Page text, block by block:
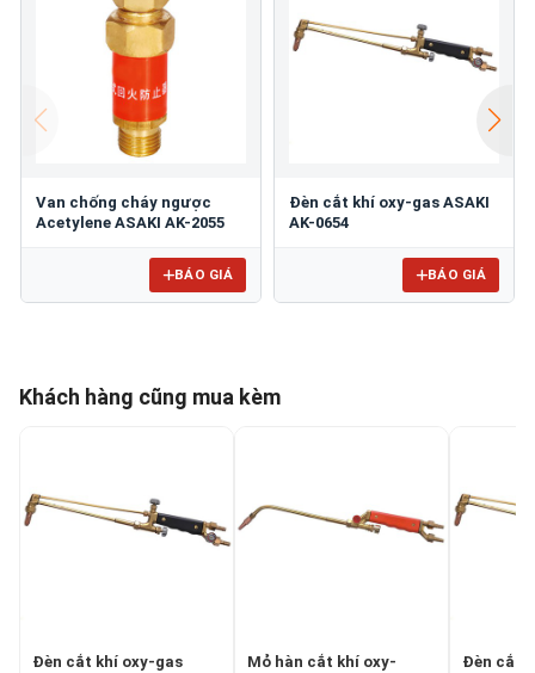
Van chống cháy ngược
Acetylene ASAKI AK-2055
BÁO GIÁ
Đèn cắt khí oxy-gas ASAKI
AK-0654
BÁO GIÁ
Khách hàng cũng mua kèm
Đèn cắt khí oxy-gas
Mỏ hàn cắt khí oxy-
Đèn cắt